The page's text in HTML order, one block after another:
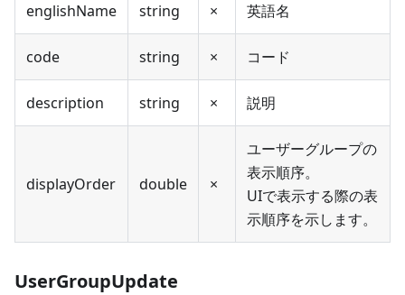
englishName string × 英語名
code string × コード
description string × 説明
displayOrder double ×
ユーザーグループの
表示順序。
UIで表示する際の表
示順序を示します。
UserGroupUpdate